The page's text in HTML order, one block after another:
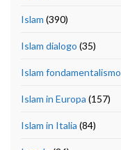
Islam (390)
Islam dialogo (35)
Islam fondamentalismo
Islam in Europa (157)
Islam in Italia (84)